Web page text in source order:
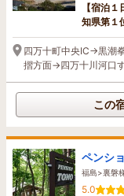
【宿泊
知県第１
四万十町中央IC→黒潮
摺方面→四万十川河口
この
ペンシ
福島>裏磐
5.0